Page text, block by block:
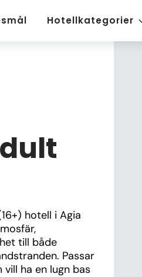
Hotellkategorier
hotell i Agia
till både
Passar
ha en lugn bas